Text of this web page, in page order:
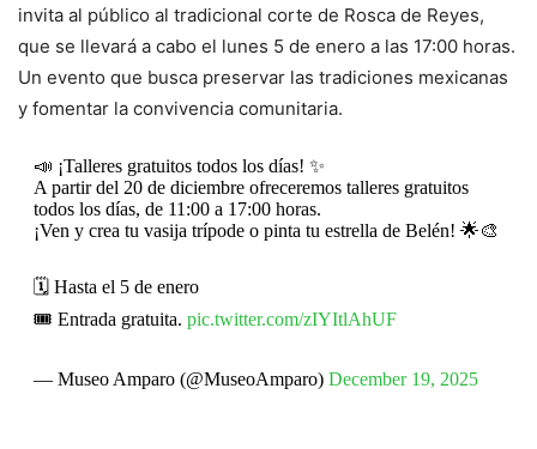
invita al público al tradicional corte de Rosca de Reyes,
que se llevará a cabo el lunes 5 de enero a las 17:00 horas.
Un evento que busca preservar las tradiciones mexicanas
y fomentar la convivencia comunitaria.
📣 ¡Talleres gratuitos todos los días! ✨
A partir del 20 de diciembre ofreceremos talleres gratuitos
todos los días, de 11:00 a 17:00 horas.
¡Ven y crea tu vasija trípode o pinta tu estrella de Belén! 🌟🎨
🗓️ Hasta el 5 de enero
🎟️ Entrada gratuita. pic.twitter.com/zIYItlAhUF
— Museo Amparo (@MuseoAmparo) December 19, 2025